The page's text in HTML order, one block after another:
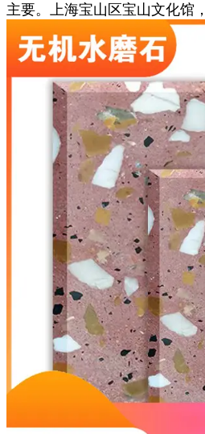
主要。上海宝山区宝山文化馆，